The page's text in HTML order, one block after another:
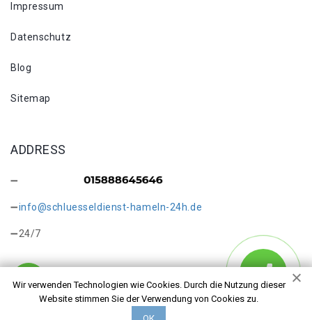
Wir verwenden Technologien wie Cookies. Durch die Nutzung dieser
Website stimmen Sie der Verwendung von Cookies zu.
Impressum
Datenschutz
Blog
Sitemap
ADDRESS
info@schluesseldienst-hameln-24h.de
24/7
Copyright © 2026 Schlüsseldienst in Hameln Klein Hilligsfeld.